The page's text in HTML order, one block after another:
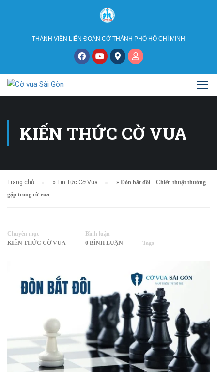
THÀNH VIÊN LIÊN ĐOÀN CỜ THÀNH PHỐ HỒ CHÍ MINH
KIẾN THỨC CỜ VUA
Trang chủ » Tin Tức Cờ Vua » Đòn bắt đôi – Chiến thuật thường
gặp trong cờ vua
Chuyên mục
KIẾN THỨC CỜ VUA
Bình luận
0 BÌNH LUẬN
Tags